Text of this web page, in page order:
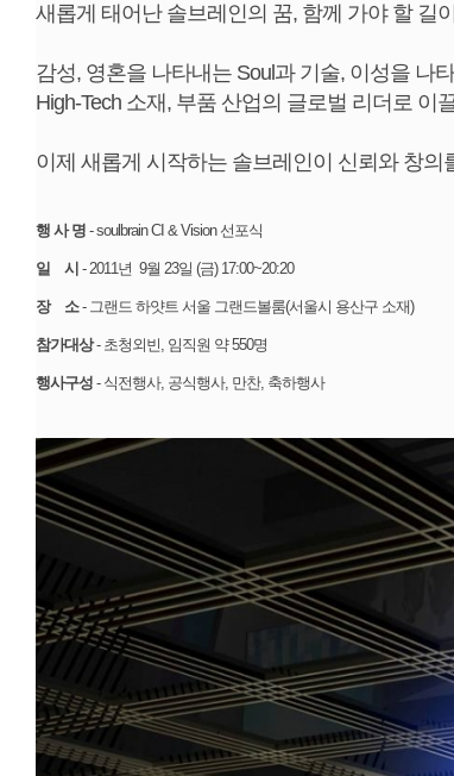
새롭게 태어난 솔브레인의 꿈, 함께 가야 할 길
감성, 영혼을 나타내는 Soul과 기술, 이성을 나
High-Tech 소재, 부품 산업의 글로벌 리더로 이
이제 새롭게 시작하는 솔브레인이 신뢰와 창
행 사 명 - soulbrain CI & Vision 선포식
일 시 - 2011년 9월 23일 (금) 17:00~20:20
장 소- 그랜드 하얏트 서울 그랜드볼룸(서울시 용산구 소재)
참가대상- 초청외빈, 임직원 약 550명
행사구성 - 식전행사, 공식행사, 만찬, 축하행사